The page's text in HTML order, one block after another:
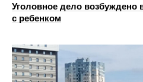
Уголовное дело возбуждено
с ребенком